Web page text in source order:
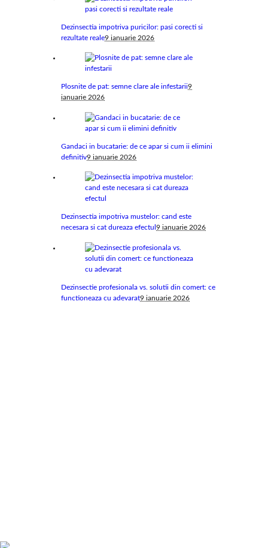
Dezinsectia impotriva puricilor: pasi corecti si
rezultate reale9 ianuarie 2026
Plosnite de pat: semne clare ale infestarii9
ianuarie 2026
Gandaci in bucatarie: de ce apar si cum ii elimini
definitiv9 ianuarie 2026
Dezinsectia impotriva mustelor: cand este
necesara si cat dureaza efectul 9 ianuarie 2026
Dezinsectie profesionala vs. solutii din comert: ce
functioneaza cu adevarat9 ianuarie 2026